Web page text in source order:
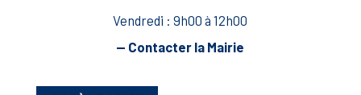
Vendredi : 9h00 à 12h00
— Contacter la Mairie